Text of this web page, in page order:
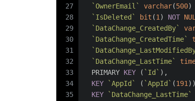
27
28
29
30
31
32
33
34
35
`OwnerEmail`
varchar(500)
`IsDeleted`
bit (1 ) NOT
`DataChange_CreatedBy`
`DataChange_CreatedTime`
`DataChange_LastTime`
  PRIMARY
KEY ( `Id` ),
KEY
`AppId` ( `AppId` (191
KEY
`DataChange_LastTime`